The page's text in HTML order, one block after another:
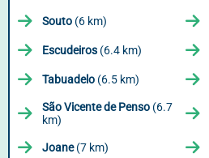
Souto (6 km)
Escudeiros (6.4 km)
Tabuadelo (6.5 km)
São Vicente de Penso (6.7
km)
Joane(7 km)